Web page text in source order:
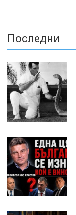
Последни